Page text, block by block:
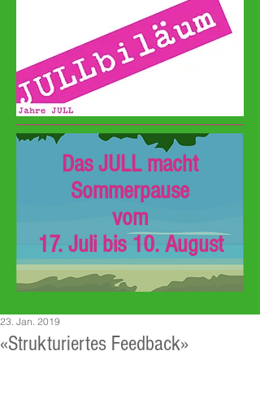
Das JULL macht
Sommerpause
vom
17. Juli bis 10. August
«Strukturiertes Feedback»
23. Jan. 2019